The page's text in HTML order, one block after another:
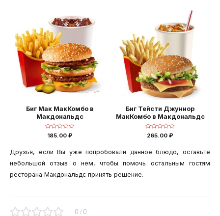
Биг Мак МакКомбо в
Макдональдс
Оценка
185.00 ₽
Биг Тейсти Джуниор
МакКомбо в Макдональдс
Оценка
0
265.00 ₽
Друзья, если Вы уже попробовали данное блюдо, оставьте
небольшой отзыв о нем, чтобы помочь остальным гостям
ресторана Макдональдс принять решение.
0 / 0